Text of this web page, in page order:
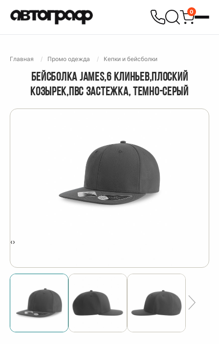
0
Главная Промо одежда Кепки и бейсболки
БЕЙСБОЛКА JAMES,6 КЛИНЬЕВ,ПЛОСКИЙ
КОЗЫРЕК,ПВС ЗАСТЕЖКА, ТЕМНО-СЕРЫЙ
‹›